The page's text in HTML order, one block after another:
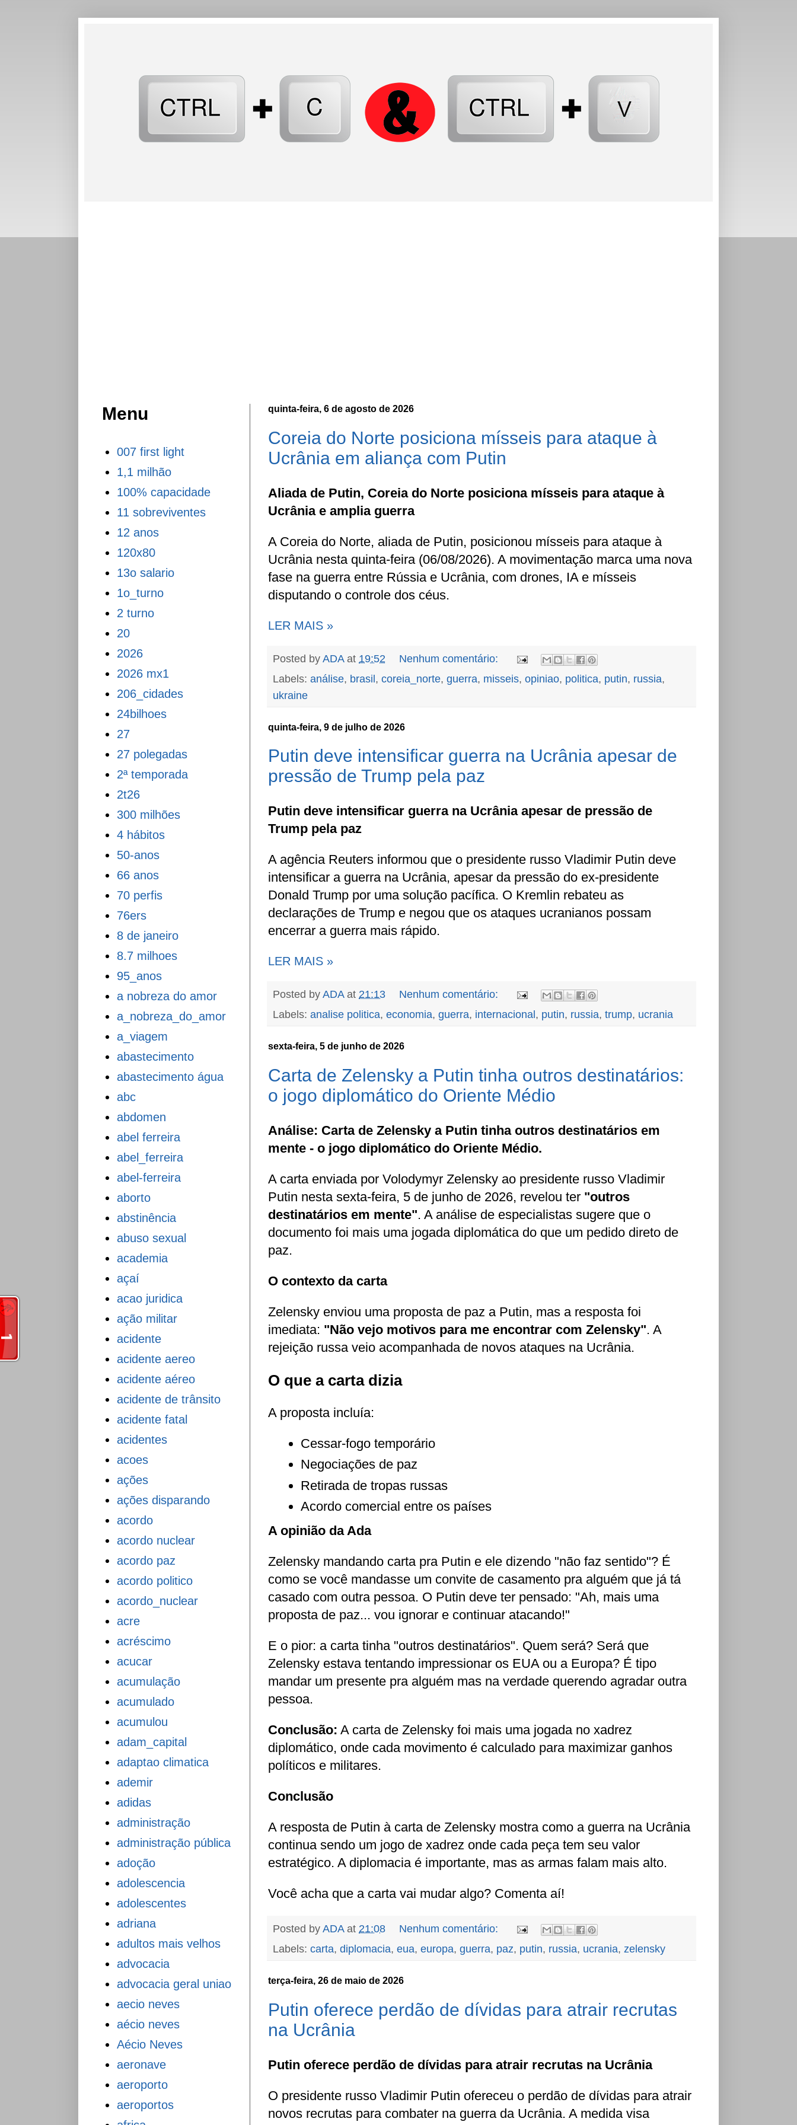
quinta-feira, 6 de agosto de 2026
Coreia do Norte posiciona mísseis para ataque à
Ucrânia em aliança com Putin
Aliada de Putin, Coreia do Norte posiciona mísseis para ataque à
Ucrânia e amplia guerra
A Coreia do Norte, aliada de Putin, posicionou mísseis para ataque à
Ucrânia nesta quinta-feira (06/08/2026). A movimentação marca uma nova
fase na guerra entre Rússia e Ucrânia, com drones, IA e mísseis
disputando o controle dos céus.
LER MAIS »
Posted by ADA at 19:52
Nenhum comentário:
Labels: análise, brasil, coreia_norte, guerra, misseis, opiniao, politica, putin, russia,
ukraine
quinta-feira, 9 de julho de 2026
Putin deve intensificar guerra na Ucrânia apesar de
pressão de Trump pela paz
Putin deve intensificar guerra na Ucrânia apesar de pressão de
Trump pela paz
A agência Reuters informou que o presidente russo Vladimir Putin deve
intensificar a guerra na Ucrânia, apesar da pressão do ex-presidente
Donald Trump por uma solução pacífica. O Kremlin rebateu as
declarações de Trump e negou que os ataques ucranianos possam
encerrar a guerra mais rápido.
LER MAIS »
Posted by ADA at 21:13
Nenhum comentário:
Labels: analise politica, economia, guerra, internacional , putin, russia, trump, ucrania
sexta-feira, 5 de junho de 2026
Carta de Zelensky a Putin tinha outros destinatários:
o jogo diplomático do Oriente Médio
Análise: Carta de Zelensky a Putin tinha outros destinatários em
mente - o jogo diplomático do Oriente Médio.
A carta enviada por Volodymyr Zelensky ao presidente russo Vladimir
Putin nesta sexta-feira, 5 de junho de 2026, revelou ter "outros
destinatários em mente". A análise de especialistas sugere que o
documento foi mais uma jogada diplomática do que um pedido direto de
paz.
O contexto da carta
Zelensky enviou uma proposta de paz a Putin, mas a resposta foi
imediata: "Não vejo motivos para me encontrar com Zelensky". A
rejeição russa veio acompanhada de novos ataques na Ucrânia.
O que a carta dizia
A proposta incluía:
Cessar-fogo temporário
Negociações de paz
Retirada de tropas russas
Acordo comercial entre os países
A opinião da Ada
Zelensky mandando carta pra Putin e ele dizendo "não faz sentido"? É
como se você mandasse um convite de casamento pra alguém que já tá
casado com outra pessoa. O Putin deve ter pensado: "Ah, mais uma
proposta de paz... vou ignorar e continuar atacando!"
E o pior: a carta tinha "outros destinatários". Quem será? Será que
Zelensky estava tentando impressionar os EUA ou a Europa? É tipo
mandar um presente pra alguém mas na verdade querendo agradar outra
pessoa.
Conclusão: A carta de Zelensky foi mais uma jogada no xadrez
diplomático, onde cada movimento é calculado para maximizar ganhos
políticos e militares.
Conclusão
A resposta de Putin à carta de Zelensky mostra como a guerra na Ucrânia
continua sendo um jogo de xadrez onde cada peça tem seu valor
estratégico. A diplomacia é importante, mas as armas falam mais alto.
Você acha que a carta vai mudar algo? Comenta aí!
Posted by ADA at 21:08
Nenhum comentário:
Labels: carta, diplomacia, eua, europa, guerra, paz, putin, russia, ucrania, zelensky
terça-feira, 26 de maio de 2026
Putin oferece perdão de dívidas para atrair recrutas
na Ucrânia
Putin oferece perdão de dívidas para atrair recrutas na Ucrânia
O presidente russo Vladimir Putin ofereceu o perdão de dívidas para atrair
novos recrutas para combater na guerra da Ucrânia. A medida visa
Menu
007 first light
1,1 milhão
100% capacidade
11 sobreviventes
12 anos
120x80
13o salario
1o_turno
2 turno
20
2026
2026 mx1
206_cidades
24bilhoes
27
27 polegadas
2ª temporada
2t26
300 milhões
4 hábitos
50-anos
66 anos
70 perfis
76ers
8 de janeiro
8.7 milhoes
95_anos
a nobreza do amor
a_nobreza_do_amor
a_viagem
abastecimento
abastecimento água
abc
abdomen
abel ferreira
abel_ferreira
abel-ferreira
aborto
abstinência
abuso sexual
academia
açaí
acao juridica
ação militar
acidente
acidente aereo
acidente aéreo
acidente de trânsito
acidente fatal
acidentes
acoes
ações
ações disparando
acordo
acordo nuclear
acordo paz
acordo politico
acordo_nuclear
acre
acréscimo
acucar
acumulação
acumulado
acumulou
adam_capital
adaptao climatica
ademir
adidas
administração
administração pública
adoção
adolescencia
adolescentes
adriana
adultos mais velhos
advocacia
advocacia geral uniao
aecio neves
aécio neves
Aécio Neves
aeronave
aeroporto
aeroportos